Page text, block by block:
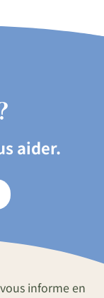
aider.
informe en